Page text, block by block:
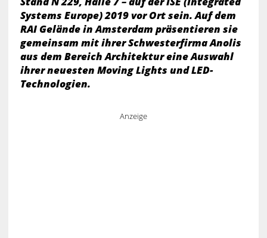
Systems Europe) 2019 vor Ort sein. Auf dem
RAI Gelände in Amsterdam präsentieren sie
gemeinsam mit ihrer Schwesterfirma Anolis
aus dem Bereich Architektur eine Auswahl
ihrer neuesten Moving Lights und LED-
Technologien.
Anzeige